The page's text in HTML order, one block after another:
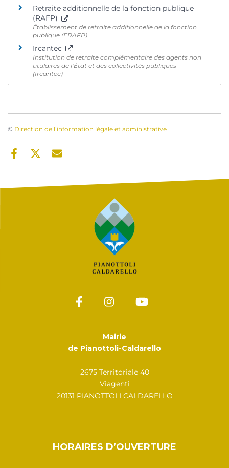
Retraite additionnelle de la fonction publique
(RAFP)
Établissement de retraite additionnelle de la fonction
publique (ERAFP)
Ircantec
Institution de retraite complémentaire des agents non
titulaires de l’État et des collectivités publiques
(Ircantec)
© Direction de l’information légale et administrative
Mairie
de Pianottoli-Caldarello
2675 Territoriale 40
Viagenti
20131 PIANOTTOLI CALDARELLO
HORAIRES D’OUVERTURE